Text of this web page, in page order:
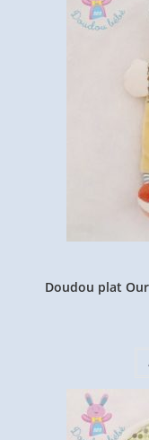
Doudou plat